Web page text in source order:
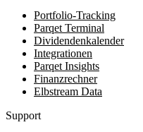
Portfolio-Tracking
Parqet Terminal
Dividendenkalender
Integrationen
Parqet Insights
Finanzrechner
Elbstream Data
Support